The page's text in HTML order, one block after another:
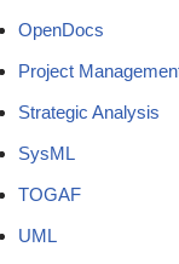
OpenDocs
Project
Strategic Analysis
SysML
TOGAF
UML